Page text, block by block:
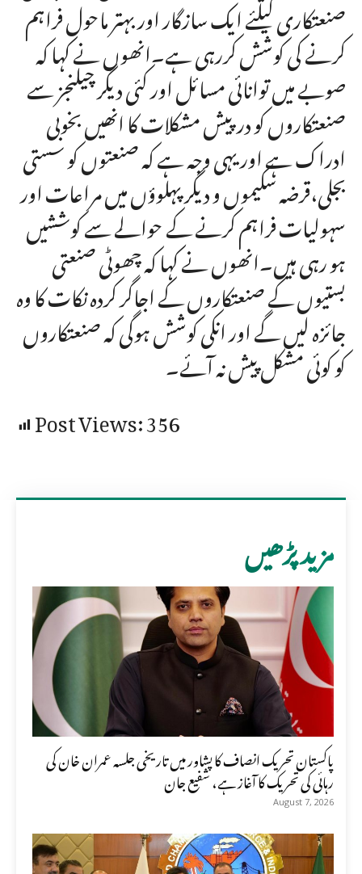
صنعتکاری کیلئے ایک سازگار اور بہتر ماحول فراہم
کرنے کی کوشش کررہی ہے۔انھوں نے کہا کہ
صوبے میں توانائی مسائل اور کئی دیگر چیلنجز سے
صنعتکاروں کو درپیش مشکلات کا انھیں بخوبی
ادراک ہے اور یہی وجہ ہے کہ صنعتوں کو سستی
بجلی،قرضہ سکیموں و دیگر پہلوؤں میں مراعات اور
سہولیات فراہم کرنے کے حوالے سے کوششیں
ہو رہی ہیں۔انھوں نے کہا کہ چھوٹی صنعتی
بستیوں کے صنعتکاروں کے اجاگر کردہ نکات کا وہ
جائزہ لیں گے اور انکی کوشش ہوگی کہ صنعتکاروں
کو کوئی مشکل پیش نہ آئے۔
Post Views:356
مزید پڑھیں
پاکستان تحریک انصاف کا پشاور میں تاریخی جلسہ عمران خان کی
رہائی کی تحریک کا آغاز ہے، شفیع جان
August 7, 2026